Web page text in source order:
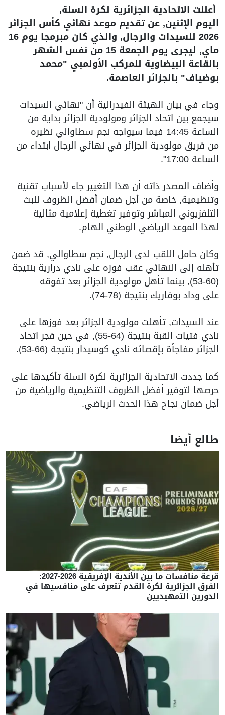
أعلنت الاتحادية الجزائرية لكرة السلة,
اليوم الإثنين, عن تقديم موعد نهائي كأس الجزائر
2026 للسيدات والرجال, والذي كان مبرمجا يوم 16
ماي, ليجرى يوم الجمعة 15 من نفس الشهر
بالقاعة البيضاوية للمركب الأولمبي "محمد
بوضياف" بالجزائر العاصمة.
وجاء في بيان الهيئة الفيدرالية أن "نهائي السيدات
سيجمع بين اتحاد الجزائر ومولودية الجزائر بداية من
الساعة 14:45 فيما سيواجه نجم سطاوالي نظيره
من فريق مولودية الجزائر في نهائي الرجال ابتداء من
الساعة 17:00".
وأضاف المصدر ذاته أن هذا التغيير جاء لأسباب تقنية
وتنظيمية, خاصة من أجل ضمان أفضل الظروف للبث
التلفزيوني المباشر وتوفير تغطية إعلامية مثالية
لهذا الموعد الرياضي الوطني الهام.
وكان حامل اللقب لدى الرجال, نجم سطاوالي, قد ضمن
تأهله إلى النهائي عقب فوزه على نادي درارية بنتيجة
(60-53), بينما تأهل مولودية الجزائر بعد تفوقه
على وداد بوفاريك بنتيجة (78-74).
عند السيدات, تأهلت مولودية الجزائر بعد فوزها على
نادي فتيات القبة بنتيجة (64-55), في حين فجر اتحاد
الجزائر مفاجأة بإقصائه نادي كوسيدار بنتيجة (66-53).
كما جددت الاتحادية الجزائرية لكرة السلة تأكيدها على
حرصها لتوفير أفضل الظروف التنظيمية والرياضية من
أجل ضمان نجاح هذا الحدث الرياضي.
طالع أيضا
قرعة منافسات ما بين الأندية الإفريقية 2026-2027:
الفرق الجزائرية لكرة القدم تتعرف على منافسيها في
الدورين التمهيديين